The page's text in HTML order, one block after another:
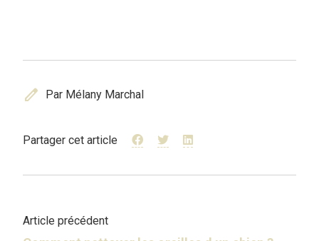
edit Par Mélany Marchal
Partager cet article
Article précédent